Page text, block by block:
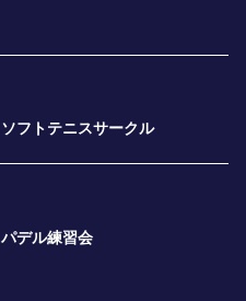
ソフトテニスサークル
パデル練習会